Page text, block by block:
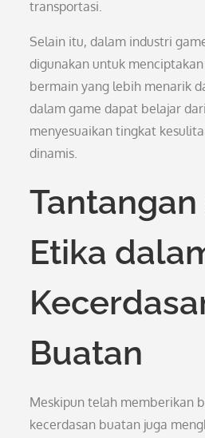
transportasi.
Selain itu, dalam industri
digunakan untuk
bermain yang lebih menarik
dalam game dapat belajar
menyesuaikan tingkat
dinamis.
Tantangan
Etika
Buatan
Meskipun telah memberikan
kecerdasan buatan juga